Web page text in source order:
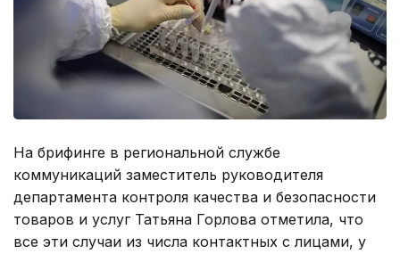
На брифинге в региональной службе
коммуникаций заместитель руководителя
департамента контроля качества и безопасности
товаров и услуг Татьяна Горлова отметила, что
все эти случаи из числа контактных с лицами, у